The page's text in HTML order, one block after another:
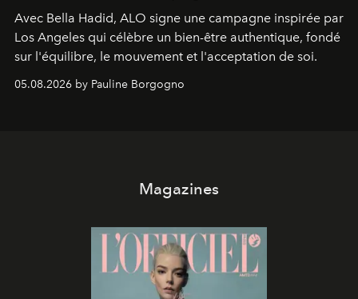
Avec Bella Hadid, ALO signe une campagne inspirée par
Los Angeles qui célèbre un bien-être authentique, fondé
sur l'équilibre, le mouvement et l'acceptation de soi.
05.08.2026 by Pauline Borgogno
Magazines